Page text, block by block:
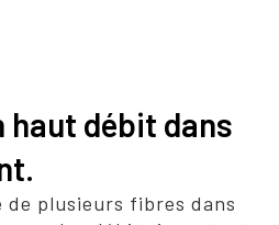
haut débit dans
de plusieurs fibres dans